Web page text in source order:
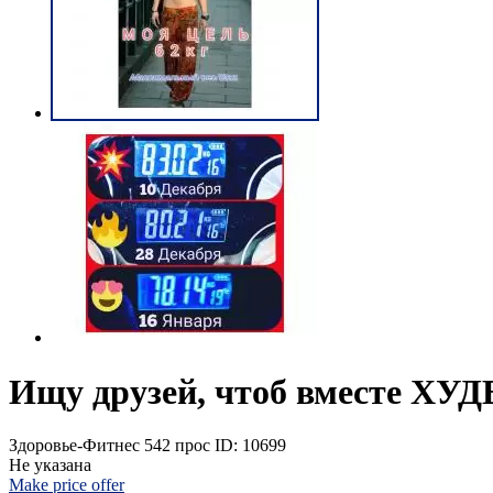
Ищу друзей, чтоб вместе
Здоровье-Фитнес 542 прос ID: 10699
Не указана
Make price offer